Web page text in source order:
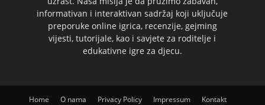
informativan i interaktivan sadržaj koji uključuje
preporuke online igrica, recenzije, gejming
vijesti, tutorijale, kao i savjete za roditelje i
edukativne igre za djecu.
Home O nama Privacy Policy Impressum Kontakt